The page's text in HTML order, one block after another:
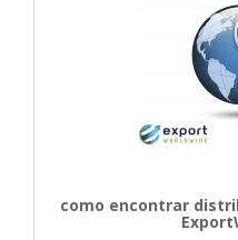
como encontrar